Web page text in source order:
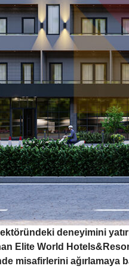
deneyimini
Elite World
misafirlerini